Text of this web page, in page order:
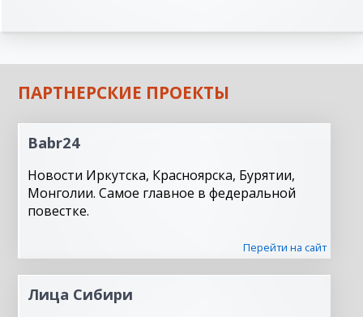
ПАРТНЕРСКИЕ ПРОЕКТЫ
Babr24
Новости Иркутска, Красноярска, Бурятии,
Монголии. Самое главное в федеральной
повестке.
Перейти на сайт
Лица Сибири